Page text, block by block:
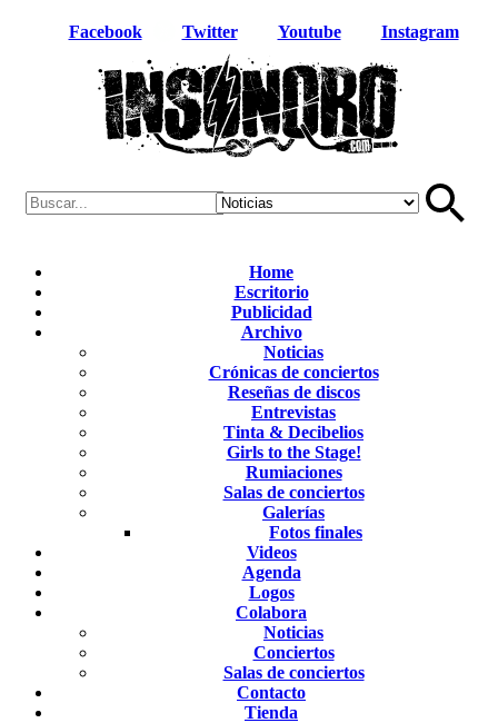
Facebook Twitter Youtube Instagram
Home
Escritorio
Publicidad
Archivo
Noticias
Crónicas de conciertos
Reseñas de discos
Entrevistas
Tinta & Decibelios
Girls to the Stage!
Rumiaciones
Salas de conciertos
Galerías
Fotos finales
Videos
Agenda
Logos
Colabora
Noticias
Conciertos
Salas de conciertos
Contacto
Tienda